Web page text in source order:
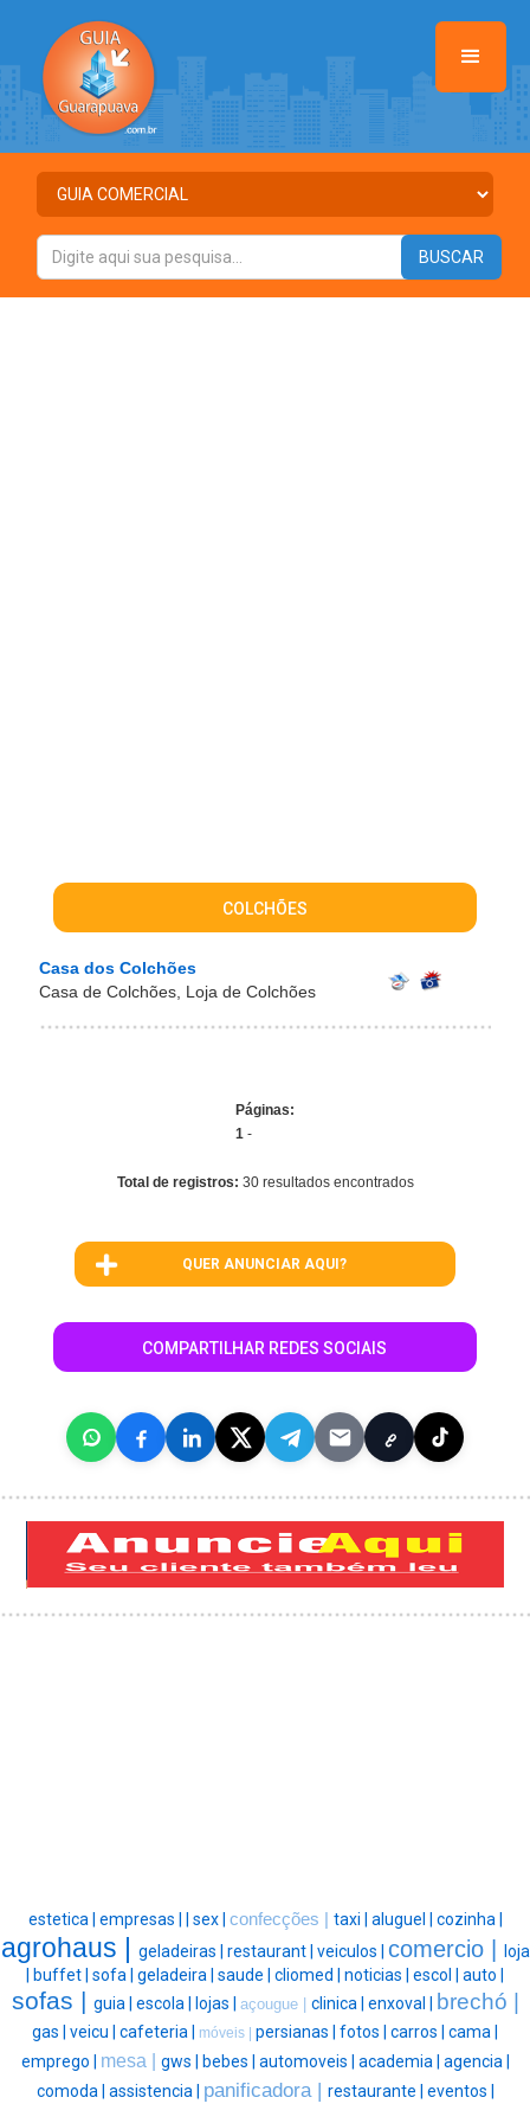
COLCHÕES
Casa dos Colchões
Casa de Colchões, Loja de Colchões
Páginas:
1 -
Total de registros: 30 resultados encontrados
QUER ANUNCIAR AQUI?
COMPARTILHAR REDES SOCIAIS
estetica | empresas | sex | confecções | taxi | aluguel | cozinha |
agrohaus | geladeiras | restaurant | veiculos | comercio |
loja
buffet | sofa | geladeira | saude | cliomed | noticias | escol | auto |
sofas | guia | escola | lojas | açougue | clinica | enxoval | brechó |
gas | veicu | cafeteria | móveis | persianas | fotos | carros | cama |
emprego | mesa | gws | bebes | automoveis | academia | agencia |
comoda | assistencia | panificadora | restaurante | eventos |